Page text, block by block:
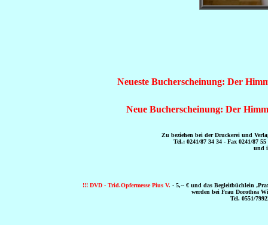
Neueste Bucherscheinung: Der
Neue Bucherscheinung: Der
Zu beziehen bei der Druckerei und
Tel.: 0241/87 34 34 - Fax 0241/87
und
!!! DVD - Trid.Opfermesse Pius V. - 5,-- € und das Begleitbüchlein
werden bei Frau Dorothea
Tel. 0551/